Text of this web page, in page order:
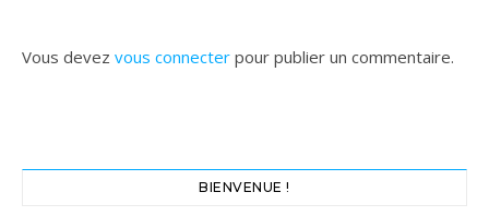
Vous devez vous connecter pour publier un commentaire.
BIENVENUE !